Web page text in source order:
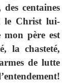
centaines
le Christ lui‐
père est
la chasteté,
de lutte